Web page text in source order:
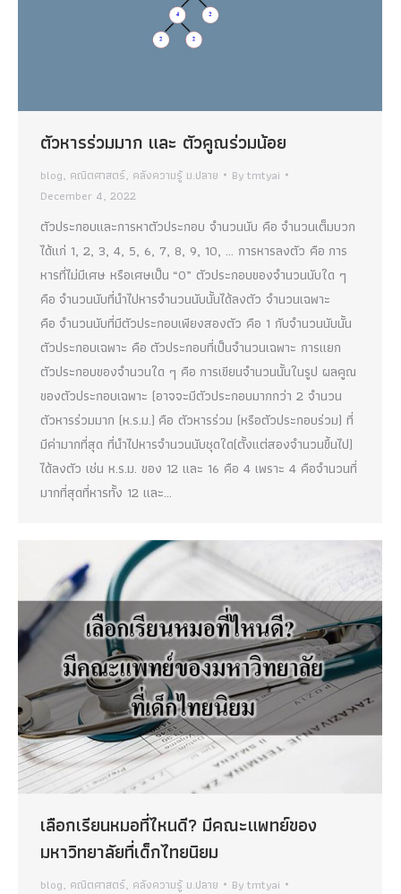
ตัวหารร่วมมาก และ ตัวคูณร่วมน้อย
blog, คณิตศาสตร์, คลังความรู้ ม.ปลาย Bytmtyai
December 4, 2022
ตัวประกอบและการหาตัวประกอบ จำนวนนับ คือ จำนวนเต็มบวก
ได้แก่ 1, 2, 3, 4, 5, 6, 7, 8, 9, 10, … การหารลงตัว คือ การ
หารที่ไม่มีเศษ หรือเศษเป็น “0” ตัวประกอบของจำนวนนับใด ๆ
คือ จำนวนนับที่นำไปหารจำนวนนับนั้นได้ลงตัว จำนวนเฉพาะ
คือ จำนวนนับที่มีตัวประกอบเพียงสองตัว คือ 1 กับจำนวนนับนั้น
ตัวประกอบเฉพาะ คือ ตัวประกอบที่เป็นจำนวนเฉพาะ การแยก
ตัวประกอบของจำนวนใด ๆ คือ การเขียนจำนวนนั้นในรูป ผลคูณ
ของตัวประกอบเฉพาะ (อาจจะมีตัวประกอบมากกว่า 2 จำนวน
ตัวหารร่วมมาก (ห.ร.ม.) คือ ตัวหารร่วม (หรือตัวประกอบร่วม) ที่
มีค่ามากที่สุด ที่นำไปหารจำนวนนับชุดใด(ตั้งแต่สองจำนวนขึ้นไป)
ได้ลงตัว เช่น ห.ร.ม. ของ 12 และ 16 คือ 4 เพราะ 4 คือจำนวนที่
มากที่สุดที่หารทั้ง 12 และ…
เลือกเรียนหมอที่ไหนดี? มีคณะแพทย์ของ
มหาวิทยาลัยที่เด็กไทยนิยม
blog, คณิตศาสตร์, คลังความรู้ ม.ปลาย Bytmtyai